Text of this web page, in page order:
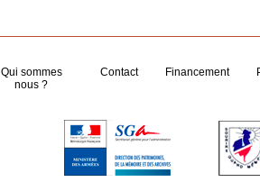
Qui sommes
nous ?
Contact Financement